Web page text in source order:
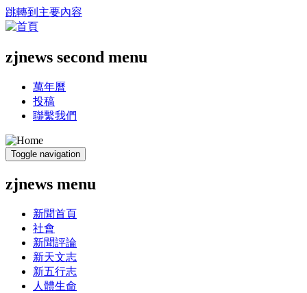
跳轉到主要內容
zjnews second menu
萬年曆
投稿
聯繫我們
Toggle navigation
zjnews menu
新聞首頁
社會
新聞評論
新天文志
新五行志
人體生命